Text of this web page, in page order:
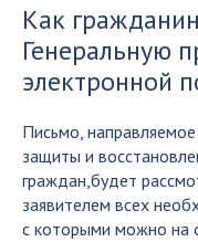
Как
Генеральную
электронной
Письмо,
защиты и
граждан,будет
заявителем всех
с которыми можно на